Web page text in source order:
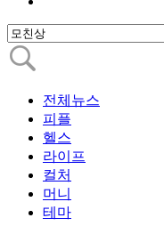
전체뉴스
피플
헬스
라이프
컬처
머니
테마